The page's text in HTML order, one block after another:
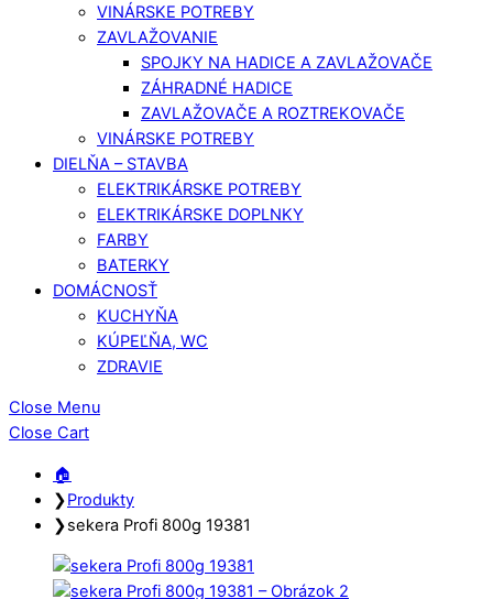
VINÁRSKE POTREBY
ZAVLAŽOVANIE
SPOJKY NA HADICE A ZAVLAŽOVAČE
ZÁHRADNÉ HADICE
ZAVLAŽOVAČE A ROZTREKOVAČE
VINÁRSKE POTREBY
DIELŇA – STAVBA
ELEKTRIKÁRSKE POTREBY
ELEKTRIKÁRSKE DOPLNKY
FARBY
BATERKY
DOMÁCNOSŤ
KUCHYŇA
KÚPEĽŇA, WC
ZDRAVIE
Close Menu
Close Cart
🏠︎
❯Produkty
❯sekera Profi 800g 19381